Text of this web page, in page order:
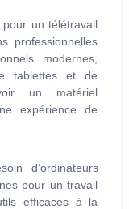
un télétravail
professionnelles
modernes,
tablettes et de
un matériel
expérience de
d’ordinateurs
pour un travail
efficaces à la